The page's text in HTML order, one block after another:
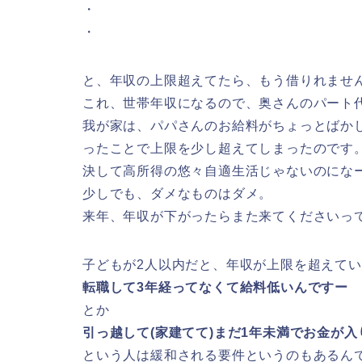
・
・
と、年収の上限超えてたら、もう借りれませ
これ、世帯年収になるので、奥さんのパート
我が家は、パパさんのお給料がちょっとば
ったことで上限を少し超えてしまったのです
決して高所得の悠々自適生活じゃないのにな
少しでも、ダメなものはダメ。
来年、年収が下がったらまた来てくださいっ
子どもが2人以内だと、年収が上限を超えて
転職して3年経ってなくて給料低いんですー
とか
引っ越して(家建てて)まだ1年未満でお金が入
という人は緩和される要件というのもある